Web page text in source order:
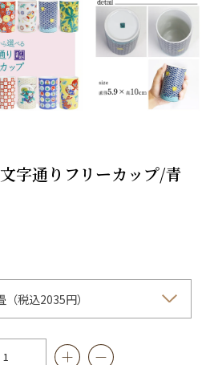
字通りフリーカップ/青